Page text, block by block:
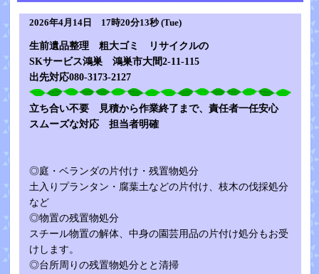
2026年4月14日 17時20分13秒 (Tue)
生前遺品整理 粗大ゴミ リサイクルの
SKサービス鴻巣 鴻巣市大間2-11-115
出先対応080-3173-2127
立ち合い不要 見積から作業終了まで、責任者一任安心
スムーズな対応 担当者明確
◎庭・ベランダの片付け・残置物処分
土入りプランタン・腐葉土などの片付け、枝木の伐採処分
など
◎物置の残置物処分
スチール物置の解体、中身の園芸用品の片付け処分もお受
けします。
◎台所周りの残置物処分とと清掃